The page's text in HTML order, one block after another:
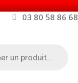
03 80 58 86 68